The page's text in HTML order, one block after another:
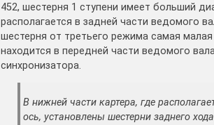
452, шестерня 1 ступени имеет больший
располагается в задней части ведомого
шестерня от третьего режима самая малая
находится в передней части ведомого
синхронизатора.
В нижней части картера, где
ось, установлены шестерни заднего